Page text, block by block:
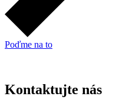
Poďme na to
Kontaktujte nás